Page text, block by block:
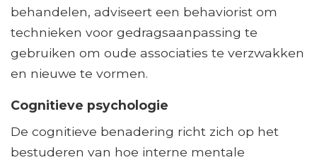
behandelen, adviseert een behaviorist om
technieken voor gedragsaanpassing te
gebruiken om oude associaties te verzwakken
en nieuwe te vormen.
Cognitieve psychologie
De cognitieve benadering richt zich op het
bestuderen van hoe interne mentale